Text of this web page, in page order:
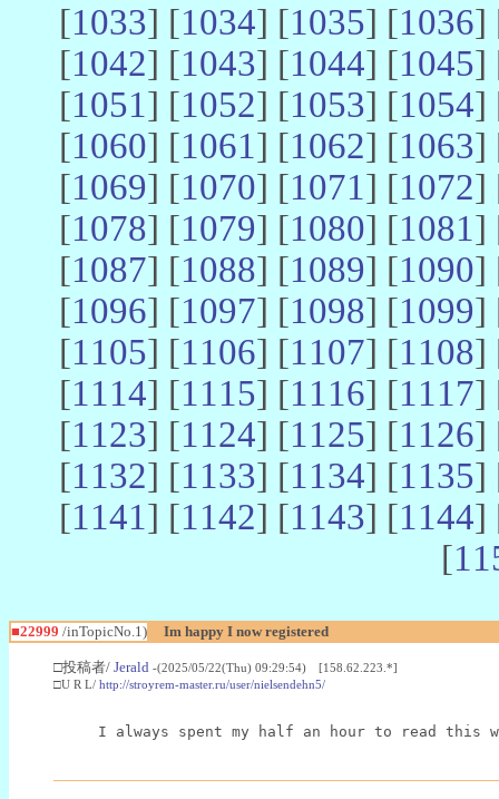
[1033] [1034] [1035] [1036]
[1042] [1043] [1044] [1045]
[1051] [1052] [1053] [1054]
[1060] [1061] [1062] [1063]
[1069] [1070] [1071] [1072]
[1078] [1079] [1080] [1081]
[1087] [1088] [1089] [1090]
[1096] [1097] [1098] [1099]
[1105] [1106] [1107] [1108]
[1114] [1115] [1116] [1117]
[1123] [1124] [1125] [1126]
[1132] [1133] [1134] [1135]
[1141] [1142] [1143] [1144]
[
■22999 /inTopicNo.1) Im happy I now registered
□投稿者/ Jerald -(2025/05/22(Thu) 09:29:54) [158.62.223.*]
□U R L/ http://stroyrem-master.ru/user/nielsendehn5/
I always spent my half an hour to read